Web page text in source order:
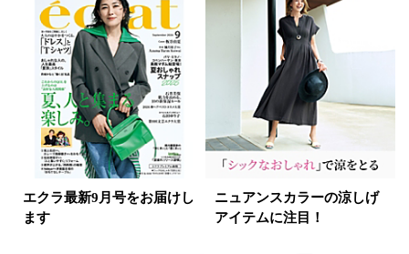
エクラ最新9月号をお届けし
ます
ニュアンスカラーの涼しげ
アイテムに注目！